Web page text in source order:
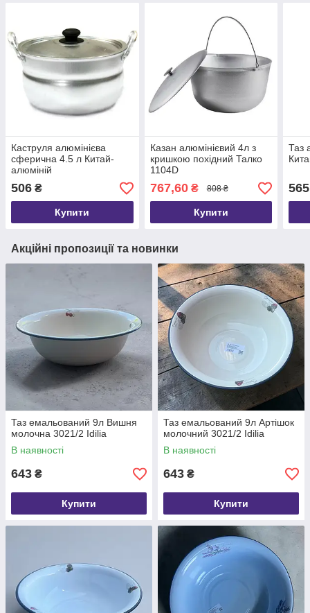
Каструля алюмінієва
сферична 4.5 л Китай-
алюміній
506 ₴
Купити
Казан алюмінієвий 4л з
кришкою похідний Талко
1104D
767,60₴ 808 ₴
Купити
Таз
565
Акційні пропозиції та новинки
Таз емальований 9л Вишня
молочна 3021/2 Idilia
В наявності
643 ₴
Купити
Таз емальований 9л Артішок
молочний 3021/2 Idilia
В наявності
643 ₴
Купити